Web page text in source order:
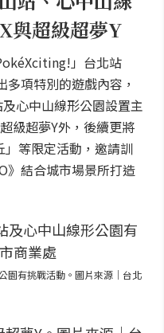
與超級超夢Y
」台北站
項特別的遊戲內容，
心中山線形公園設置主
級超夢Y外，後續更將
等限定活動，邀請訓
》結合城市場景所打造
園有挑戰活動。圖片來源｜台北